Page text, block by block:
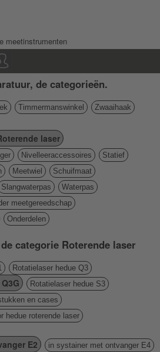
meetinstrumenten
de categorieën.
Timmermanswinkel
Zwaaihaak
laser
Nivelleeraccessoires
Statief
Meetwiel
Schuifmaat
Slangwaterpas
Waterpas
meetgereedschap
Onderdelen
categorie Roterende laser
Rotatielaser hedue Q3
Rotatielaser hedue S3
en cases
hedue roterende laser
E2 in systainer met ontvanger E4